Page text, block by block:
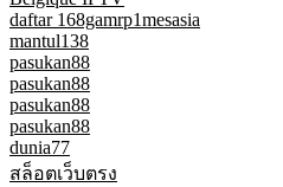
daftar 168gamrp1mesasia
mantul138
pasukan88
pasukan88
pasukan88
pasukan88
dunia77
สล็อตเว็บตรง